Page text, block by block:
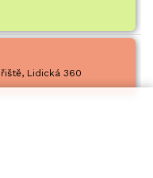
Lidická 360